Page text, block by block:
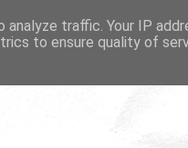
traffic. Your IP
to ensure quality of